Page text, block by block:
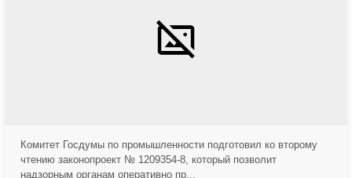
Комитет Госдумы по промышленности подготовил ко второму
чтению законопроект № 1209354-8, который позволит
надзорным органам оперативно пр...